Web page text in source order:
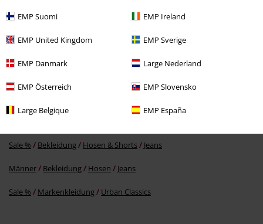
EMP Suomi EMP Ireland
EMP United Kingdom EMP Sverige
EMP Danmark Large Nederland
EMP Österreich EMP Slovensko
Large Belgique EMP España
Mehr Kategorien. Mehr Möglichkeiten.
Sale % Bekleidung Hosen & Shorts Jeans
Männer Bekleidung Hosen Jeans
Sale % Markenkleidung Urban Classics